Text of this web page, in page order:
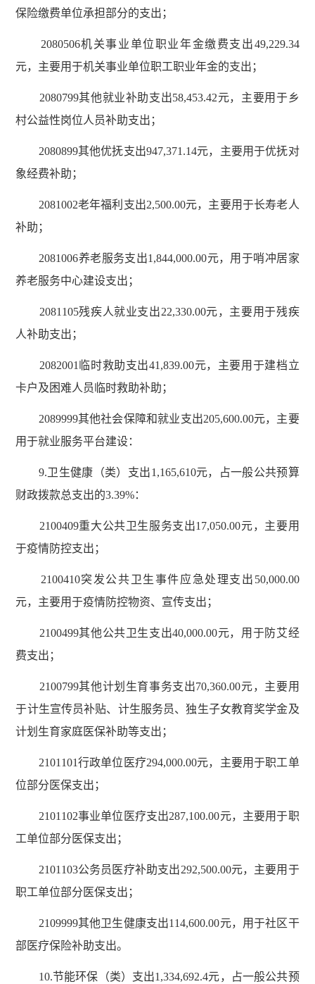
保险缴费单位承担部分的支出；
2080506机关事业单位职业年金缴费支出49,229.34
元，主要用于机关事业单位职工职业年金的支出；
2080799其他就业补助支出58,453.42元，主要用于乡
村公益性岗位人员补助支出；
2080899其他优抚支出947,371.14元，主要用于优抚对
象经费补助；
2081002老年福利支出2,500.00元，主要用于长寿老人
补助；
2081006养老服务支出1,844,000.00元，用于哨冲居家
养老服务中心建设支出；
2081105残疾人就业支出22,330.00元，主要用于残疾
人补助支出；
2082001临时救助支出41,839.00元，主要用于建档立
卡户及困难人员临时救助补助；
2089999其他社会保障和就业支出205,600.00元，主要
用于就业服务平台建设：
9.卫生健康（类）支出1,165,610元，占一般公共预算
财政拨款总支出的3.39%：
2100409重大公共卫生服务支出17,050.00元，主要用
于疫情防控支出；
2100410突发公共卫生事件应急处理支出50,000.00
元，主要用于疫情防控物资、宣传支出；
2100499其他公共卫生支出40,000.00元，用于防艾经
费支出；
2100799其他计划生育事务支出70,360.00元，主要用
于计生宣传员补贴、计生服务员、独生子女教育奖学金及
计划生育家庭医保补助等支出；
2101101行政单位医疗294,000.00元，主要用于职工单
位部分医保支出；
2101102事业单位医疗支出287,100.00元，主要用于职
工单位部分医保支出；
2101103公务员医疗补助支出292,500.00元，主要用于
职工单位部分医保支出；
2109999其他卫生健康支出114,600.00元，用于社区干
部医疗保险补助支出。
10.节能环保（类）支出1,334,692.4元，占一般公共预